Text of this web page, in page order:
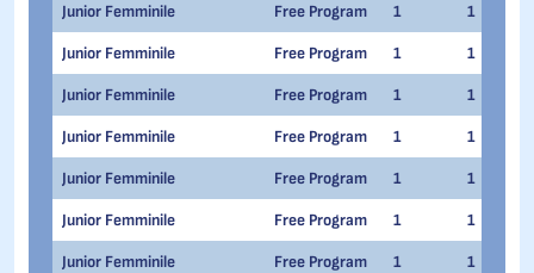
Junior Femminile Free Program 1 1
Junior Femminile Free Program 1 1
Junior Femminile Free Program 1 1
Junior Femminile Free Program 1 1
Junior Femminile Free Program 1 1
Junior Femminile Free Program 1 1
Junior Femminile Free Program 1 1